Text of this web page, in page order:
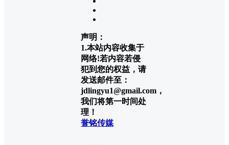
声明：
1.本站内容收集于
网络!若内容若侵
犯到您的权益，请
发送邮件至：
jdlingyu1@gmail.com，
我们将第一时间处
理！
誉铭传媒